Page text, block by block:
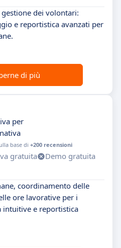
dei volontari:
e reportistica avanzati per
di più
per
base di +200 recensioni
gratuita
Demo gratuita
coordinamento delle
ore lavorative per i
e reportistica